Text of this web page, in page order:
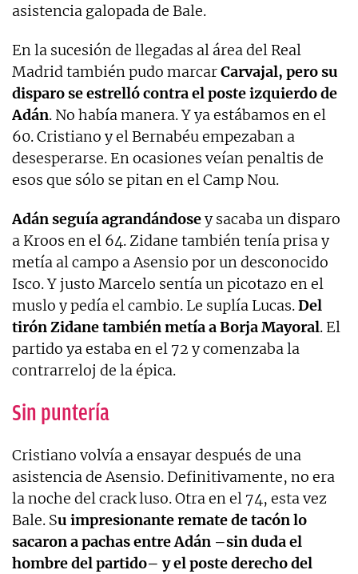
asistencia galopada de Bale.
En la sucesión de llegadas al área del Real
Madrid también pudo marcarCarvajal, pero su
disparo se estrelló contra el poste izquierdo de
Adán. No había manera. Y ya estábamos en el
60. Cristiano y el Bernabéu empezaban a
desesperarse. En ocasiones veían penaltis de
esos que sólo se pitan en el Camp Nou.
Adán seguía agrandándosey sacaba un disparo
a Kroos en el 64. Zidane también tenía prisa y
metía al campo a Asensio por un desconocido
Isco. Y justo Marcelo sentía un picotazo en el
muslo y pedía el cambio. Le suplía Lucas.Del
tirón Zidane también metía a Borja Mayoral. El
partido ya estaba en el 72 y comenzaba la
contrarreloj de la épica.
Sin puntería
Cristiano volvía a ensayar después de una
asistencia de Asensio. Definitivamente, no era
la noche del crack luso. Otra en el 74, esta vez
Bale. Su impresionante remate de tacón lo
sacaron a pachas entre Adán –sin duda el
hombre del partido– y el poste derecho del